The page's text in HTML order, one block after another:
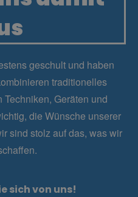
geschult und haben
traditionelles
Geräten und
die Wünsche unserer
sind stolz auf das, was wir
sich von uns!